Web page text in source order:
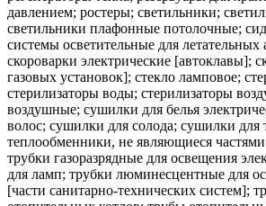
давлением; ростеры; светильники;
светильники плафонные потолочные;
системы осветительные для летательных
скороварки электрические [автоклавы];
газовых установок]; стекло ламповое;
стерилизаторы воды; стерилизаторы
воздушные; сушилки для белья
волос; сушилки для солода; сушилки для
теплообменники, не являющиеся
трубки газоразрядные для освещения
для ламп; трубки люминесцентные для
[части санитарно-технических систем];